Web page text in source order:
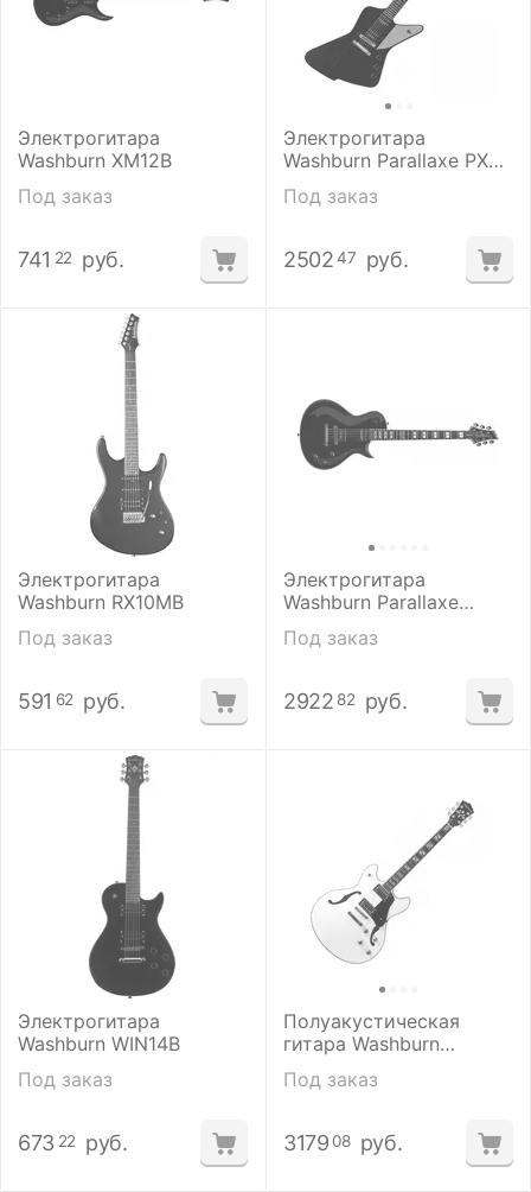
Электрогитара
Washburn XM12B
Под заказ
741 22 руб.
Электрогитара
Washburn Parallaxe PXZ-
200B
Под заказ
2502 47 руб.
Электрогитара
Washburn RX10MB
Под заказ
591 62 руб.
Электрогитара
Washburn Parallaxe
PXL20B
Под заказ
2922 82 руб.
Электрогитара
Washburn WIN14B
Под заказ
673 22 руб.
Полуакустическая
гитара Washburn
Под заказ
3179 08 руб.